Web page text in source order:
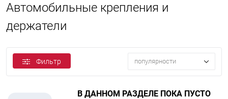
Автомобильные крепления и
держатели
Фильтр популярности
В ДАННОМ РАЗДЕЛЕ ПОКА ПУСТО